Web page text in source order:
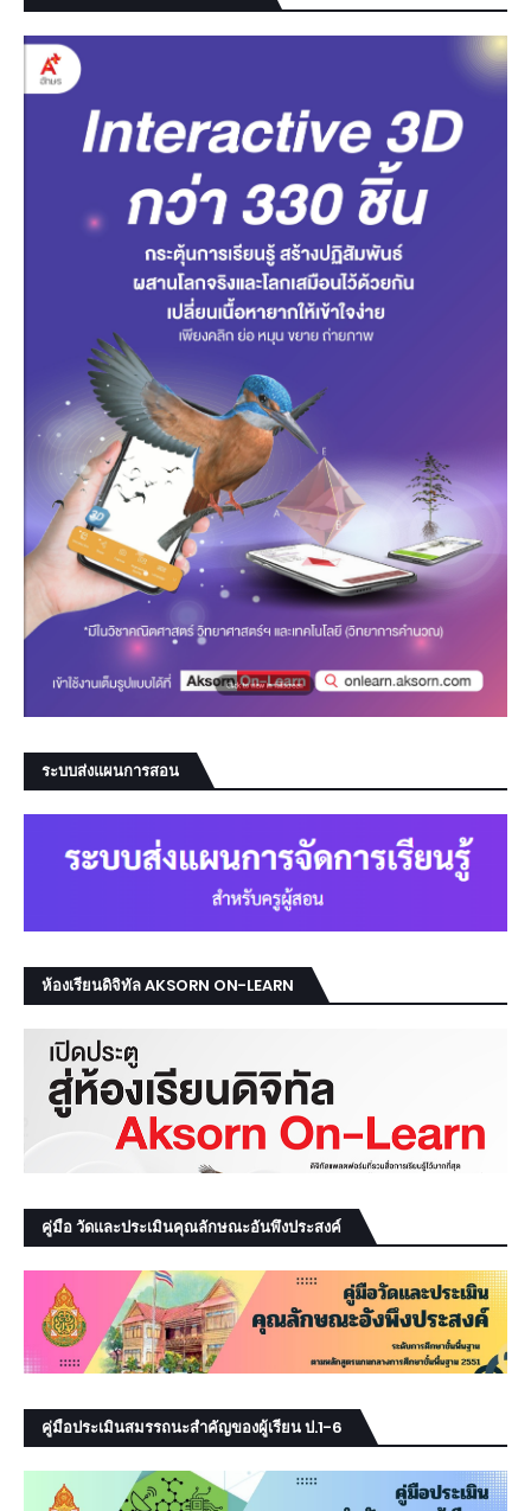
ระบบส่งแผนการสอน
ห้องเรียนดิจิทัล AKSORN ON-LEARN
คู่มือ วัดและประเมินคุณลักษณะอันพึงประสงค์
คู่มือประเมินสมรรถนะสำคัญของผู้เรียน ป.1-6